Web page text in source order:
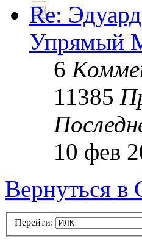
Re:
Упрямый
6
11385
10 фев
Вернуться в
Перейти: